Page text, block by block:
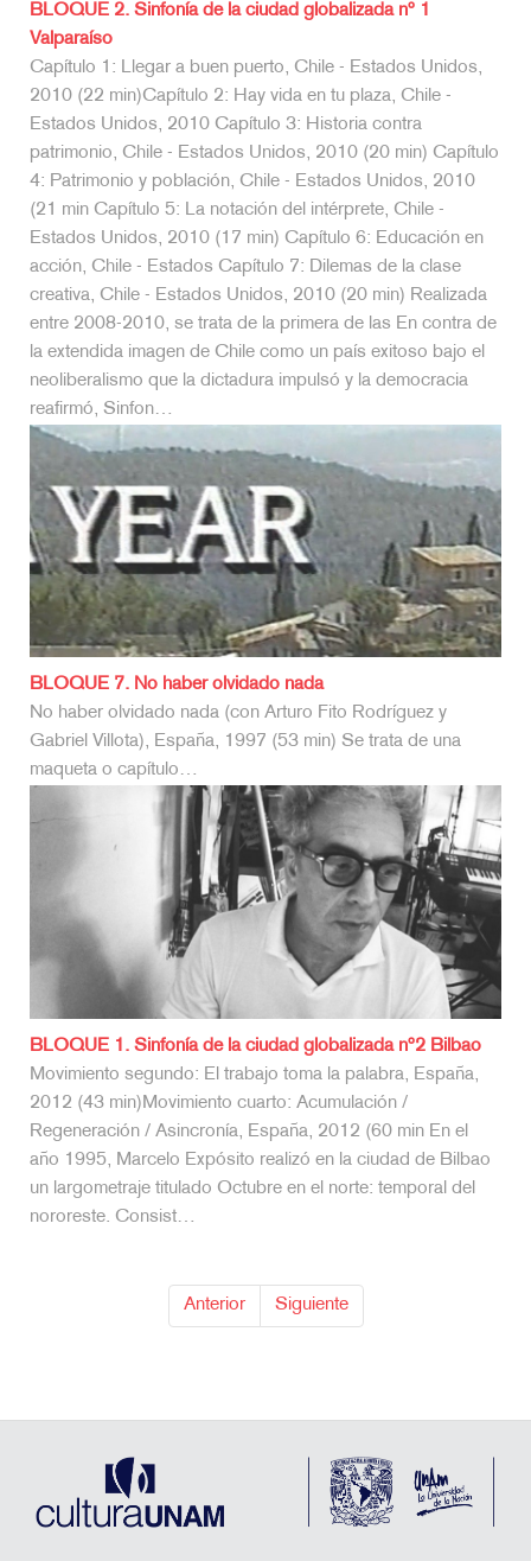
BLOQUE 2. Sinfonía de la ciudad globalizada nº 1
Valparaíso
Capítulo 1: Llegar a buen puerto, Chile - Estados Unidos,
2010 (22 min)Capítulo 2: Hay vida en tu plaza, Chile -
Estados Unidos, 2010 Capítulo 3: Historia contra
patrimonio, Chile - Estados Unidos, 2010 (20 min) Capítulo
4: Patrimonio y población, Chile - Estados Unidos, 2010
(21 min Capítulo 5: La notación del intérprete, Chile -
Estados Unidos, 2010 (17 min) Capítulo 6: Educación en
acción, Chile - Estados Capítulo 7: Dilemas de la clase
creativa, Chile - Estados Unidos, 2010 (20 min) Realizada
entre 2008-2010, se trata de la primera de las En contra de
la extendida imagen de Chile como un país exitoso bajo el
neoliberalismo que la dictadura impulsó y la democracia
reafirmó, Sinfon…
BLOQUE 7. No haber olvidado nada
No haber olvidado nada (con Arturo Fito Rodríguez y
Gabriel Villota), España, 1997 (53 min) Se trata de una
maqueta o capítulo…
BLOQUE 1. Sinfonía de la ciudad globalizada nº2 Bilbao
Movimiento segundo: El trabajo toma la palabra, España,
2012 (43 min)Movimiento cuarto: Acumulación /
Regeneración / Asincronía, España, 2012 (60 min En el
año 1995, Marcelo Expósito realizó en la ciudad de Bilbao
un largometraje titulado Octubre en el norte: temporal del
nororeste. Consist…
Anterior Siguiente